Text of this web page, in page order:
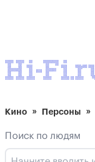
Кино Персоны
Поиск по людям